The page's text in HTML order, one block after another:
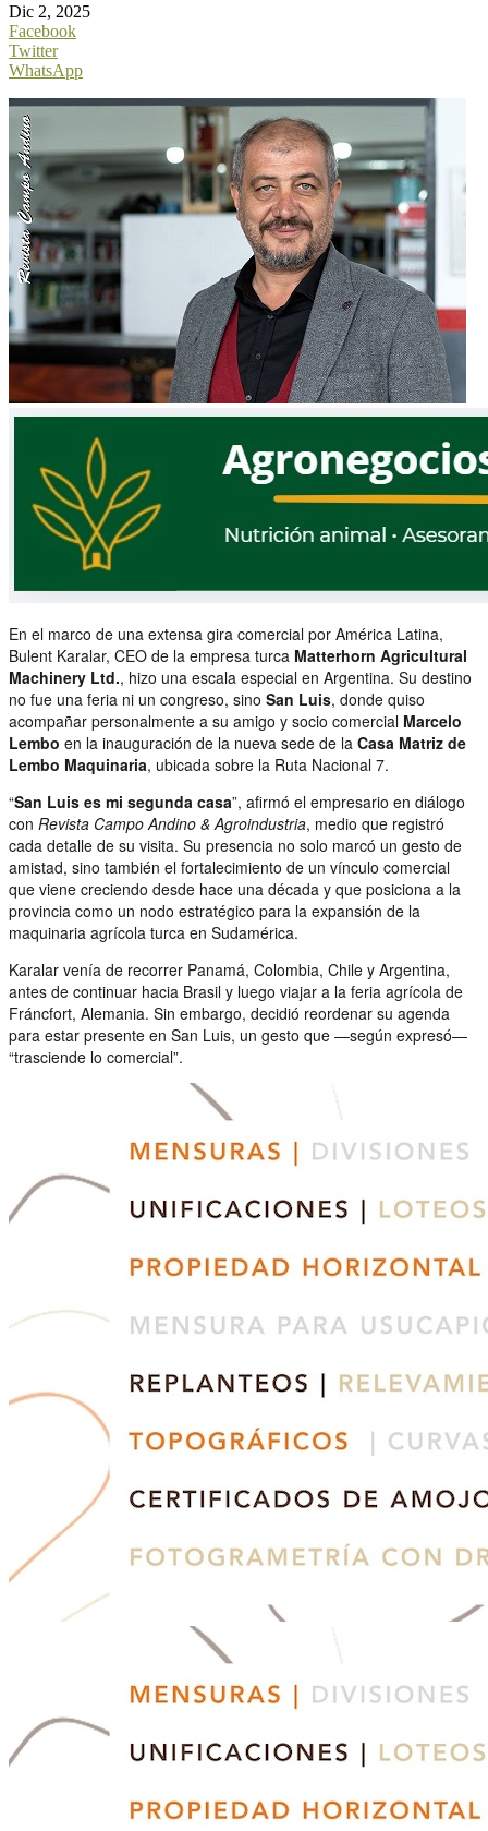
Dic 2, 2025
Facebook
Twitter
WhatsApp
En el marco de una extensa gira comercial por América Latina,
Bulent Karalar, CEO de la empresa turca Matterhorn Agricultural
Machinery Ltd., hizo una escala especial en Argentina. Su destino
no fue una feria ni un congreso, sino San Luis, donde quiso
acompañar personalmente a su amigo y socio comercial Marcelo
Lembo en la inauguración de la nueva sede de la Casa Matriz de
Lembo Maquinaria, ubicada sobre la Ruta Nacional 7.
“San Luis es mi segunda casa”, afirmó el empresario en diálogo
con Revista Campo Andino & Agroindustria, medio que registró
cada detalle de su visita. Su presencia no solo marcó un gesto de
amistad, sino también el fortalecimiento de un vínculo comercial
que viene creciendo desde hace una década y que posiciona a la
provincia como un nodo estratégico para la expansión de la
maquinaria agrícola turca en Sudamérica.
Karalar venía de recorrer Panamá, Colombia, Chile y Argentina,
antes de continuar hacia Brasil y luego viajar a la feria agrícola de
Fráncfort, Alemania. Sin embargo, decidió reordenar su agenda
para estar presente en San Luis, un gesto que —según expresó—
“trasciende lo comercial”.